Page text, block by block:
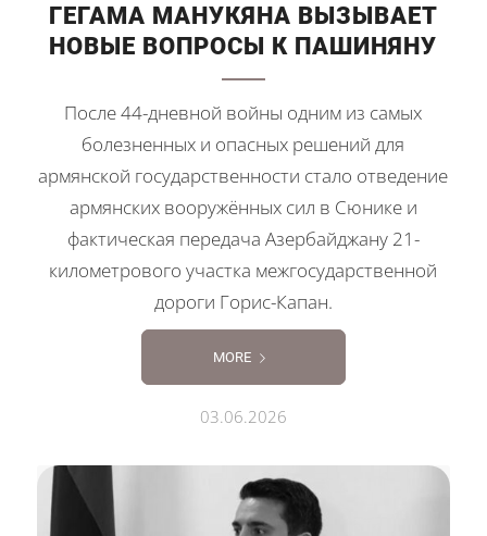
ГЕГАМА МАНУКЯНА ВЫЗЫВАЕТ
НОВЫЕ ВОПРОСЫ К ПАШИНЯНУ
После 44-дневной войны одним из самых
болезненных и опасных решений для
армянской государственности стало отведение
армянских вооружённых сил в Сюнике и
фактическая передача Азербайджану 21-
километрового участка межгосударственной
дороги Горис-Капан.
MORE
03.06.2026